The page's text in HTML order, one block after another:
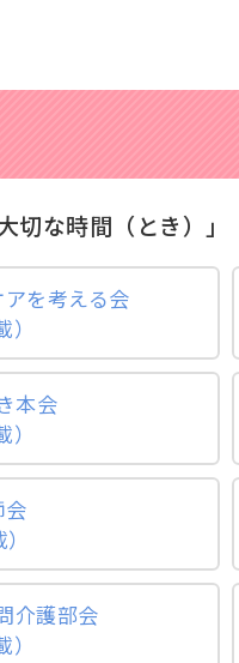
切な時間（とき）
を考える会
本会
会
介護部会